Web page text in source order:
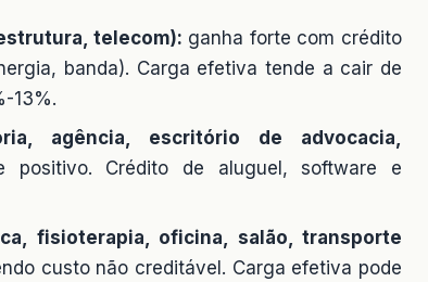
telecom): ganha forte com crédito
banda). Carga efetiva tende a cair de
13%.
agência, escritório de advocacia,
positivo. Crédito de aluguel, software e
fisioterapia, oficina, salão, transporte
custo não creditável. Carga efetiva pode